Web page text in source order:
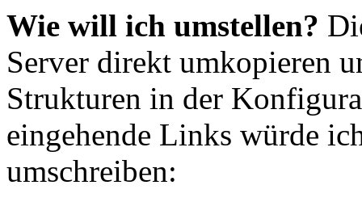
Wie will ich umstellen?
Server direkt umkopieren
Strukturen in der
eingehende Links würde
umschreiben: